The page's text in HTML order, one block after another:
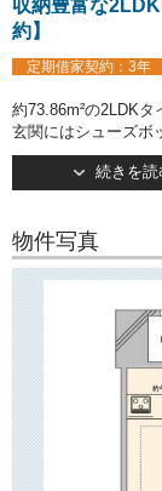
収納豊富な
約】
定期借家契約：3年
約73.86m²の2LDKタ
玄関にはシューズボ
キッチンは人気のカ
ガス3口コンロ設置
約6.5帖の主寝室に
○建物情報○
文京区小石川1丁目
都営三田線・大江
東京メトロ南北線
複数路線利用可の
2021年3月竣工・地
春日・後楽園駅前
続きを読
物件写真